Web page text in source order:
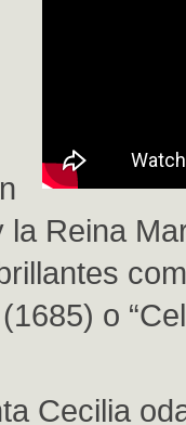
Reina
o
Cecilia